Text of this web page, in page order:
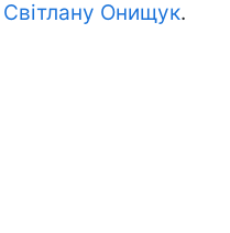
Світлану Онищук.